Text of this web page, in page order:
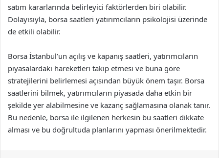
satım kararlarında belirleyici faktörlerden biri olabilir.
Dolayısıyla, borsa saatleri yatırımcıların psikolojisi üzerinde
de etkili olabilir.
Borsa İstanbul’un açılış ve kapanış saatleri, yatırımcıların
piyasalardaki hareketleri takip etmesi ve buna göre
stratejilerini belirlemesi açısından büyük önem taşır. Borsa
saatlerini bilmek, yatırımcıların piyasada daha etkin bir
şekilde yer alabilmesine ve kazanç sağlamasına olanak tanır.
Bu nedenle, borsa ile ilgilenen herkesin bu saatleri dikkate
alması ve bu doğrultuda planlarını yapması önerilmektedir.